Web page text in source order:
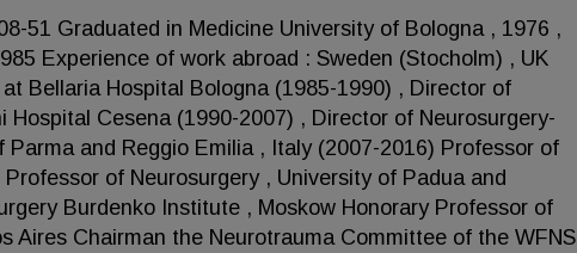
51 Graduated in Medicine University of Bologna , 1976 ,
Experience of work abroad : Sweden (Stocholm) , UK
Bellaria Hospital Bologna (1985-1990) , Director of
Cesena (1990-2007) , Director of Neurosurgery-
and Reggio Emilia , Italy (2007-2016) Professor of
of Neurosurgery , University of Padua and
Burdenko Institute , Moskow Honorary Professor of
Aires Chairman the Neurotrauma Committee of the WFNS